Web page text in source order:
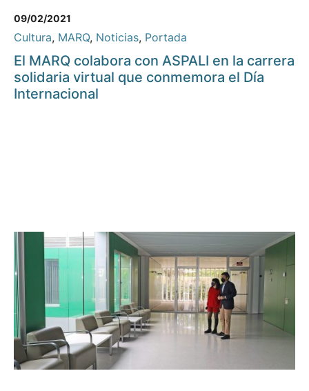
09/02/2021
Cultura, MARQ, Noticias, Portada
El MARQ colabora con ASPALI en la carrera
solidaria virtual que conmemora el Día
Internacional